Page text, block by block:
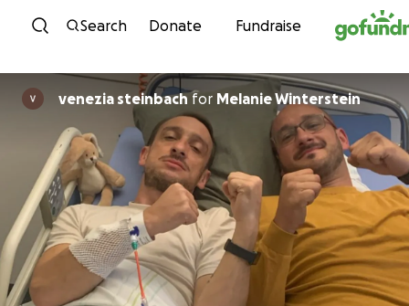
Skip to content
Search Donate Fundraise
venezia steinbach for Melanie Winterstein